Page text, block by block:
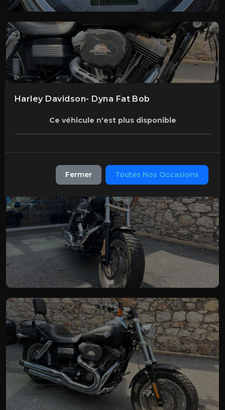
Harley Davidson- Dyna Fat Bob
Ce véhicule n'est plus disponible
Fermer Toutes Nos Occasions